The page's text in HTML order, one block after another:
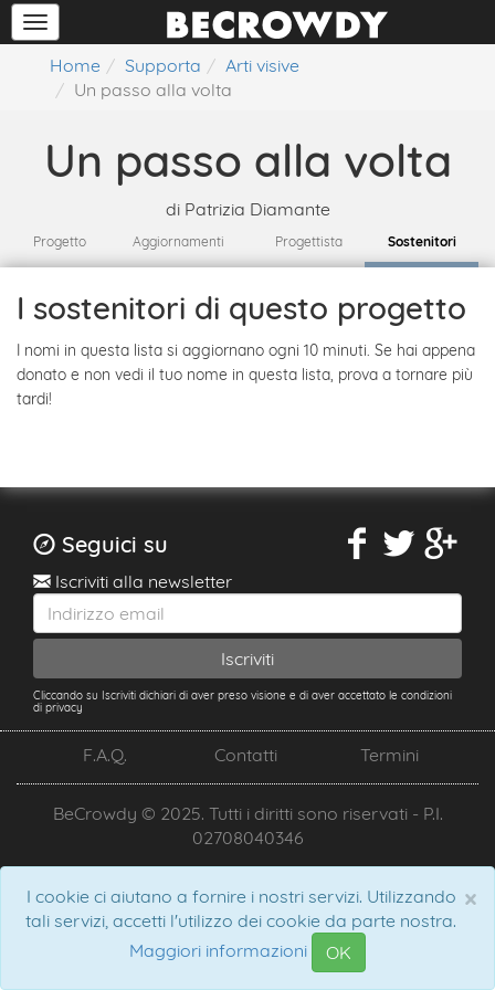
Home Supporta
Arti visive
Un passo alla volta
Un passo alla volta
di Patrizia Diamante
Progetto Aggiornamenti Progettista Sostenitori
I sostenitori di questo progetto
I nomi in questa lista si aggiornano ogni 10 minuti. Se hai appena
donato e non vedi il tuo nome in questa lista, prova a tornare più
tardi!
Seguici su
Iscriviti alla newsletter
Cliccando su Iscriviti dichiari di aver preso visione e di aver accettato le condizioni
di privacy
F.A.Q. Contatti Termini
BeCrowdy © 2025. Tutti i diritti sono riservati - P.I.
02708040346
×
I cookie ci aiutano a fornire i nostri servizi. Utilizzando
tali servizi, accetti l'utilizzo dei cookie da parte nostra.
Maggiori informazioni
OK